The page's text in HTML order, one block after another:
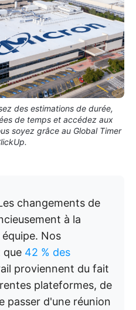
des estimations de durée,
de temps et accédez aux
soyez grâce au Global Timer
changements de
à la
Nos
que 42 % des
proviennent du fait
plateformes, de
passer d'une réunion